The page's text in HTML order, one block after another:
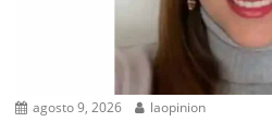
agosto 9, 2026 laopinion